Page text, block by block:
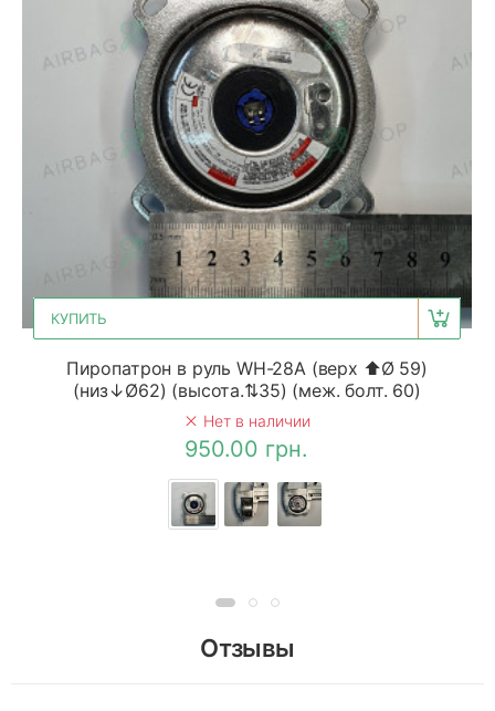
КУПИТЬ
Пиропатрон в руль WH-28A (верх ⬆Ø 59)
(низ↓Ø62) (высота.⇅35) (меж. болт. 60)
Нет в наличии
950.00 грн.
Отзывы